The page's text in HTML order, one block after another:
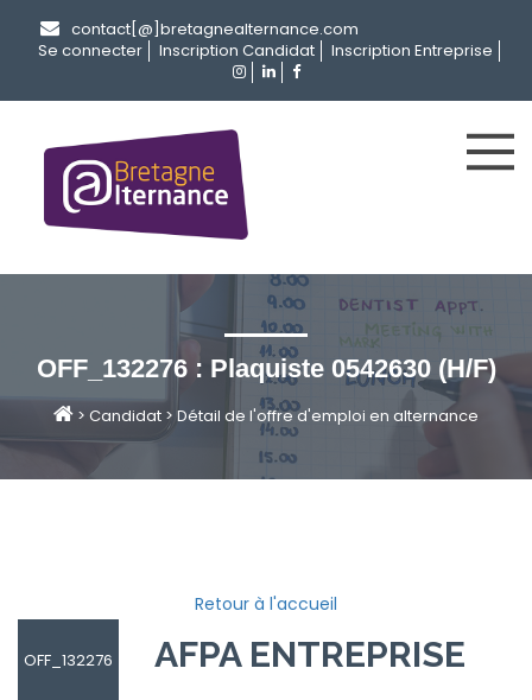
contact[@]bretagnealternance.com
Se connecter
Inscription Candidat Inscription Entreprise
OFF_132276 : Plaquiste 0542630 (H/F)
> Candidat >Détail de l'offre d'emploi en alternance
Retour à l'accueil
OFF_132276 AFPA ENTREPRISES